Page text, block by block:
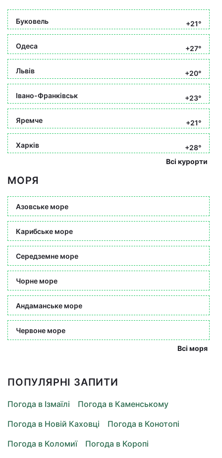
Буковель +21°
Одеса +27°
Львів +20°
Івано-Франківськ +23°
Яремче +21°
Харків
+28°
Всі курорти
МОРЯ
Азовське море
Карибське море
Середземне море
Чорне море
Андаманське море
Червоне море
Всі моря
ПОПУЛЯРНІ ЗАПИТИ
Погода в Ізмаїлі
Погода в Каменському
Погода в Новій Каховці
Погода в Конотопі
Погода в Коломиї
Погода в Коропі